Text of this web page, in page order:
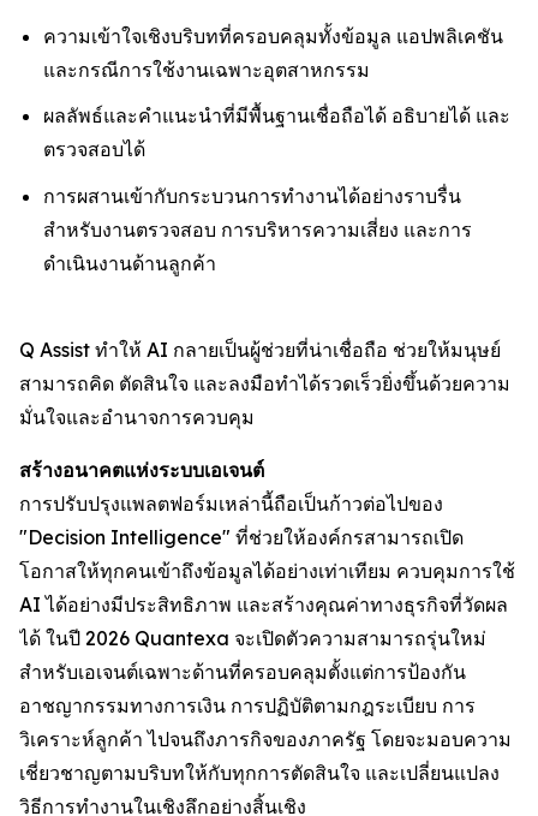
ความเข้าใจเชิงบริบทที่ครอบคลุมทั้งข้อมูล แอปพลิเคชัน
และกรณีการใช้งานเฉพาะอุตสาหกรรม
ผลลัพธ์และคำแนะนำที่มีพื้นฐานเชื่อถือได้ อธิบายได้ และ
ตรวจสอบได้
การผสานเข้ากับกระบวนการทำงานได้อย่างราบรื่น
สำหรับงานตรวจสอบ การบริหารความเสี่ยง และการ
ดำเนินงานด้านลูกค้า
Q Assist ทำให้ AI กลายเป็นผู้ช่วยที่น่าเชื่อถือ ช่วยให้มนุษย์
สามารถคิด ตัดสินใจ และลงมือทำได้รวดเร็วยิ่งขึ้นด้วยความ
มั่นใจและอำนาจการควบคุม
สร้างอนาคตแห่งระบบเอเจนต์
การปรับปรุงแพลตฟอร์มเหล่านี้ถือเป็นก้าวต่อไปของ
"Decision Intelligence" ที่ช่วยให้องค์กรสามารถเปิด
โอกาสให้ทุกคนเข้าถึงข้อมูลได้อย่างเท่าเทียม ควบคุมการใช้
AI ได้อย่างมีประสิทธิภาพ และสร้างคุณค่าทางธุรกิจที่วัดผล
ได้ ในปี 2026 Quantexa จะเปิดตัวความสามารถรุ่นใหม่
สำหรับเอเจนต์เฉพาะด้านที่ครอบคลุมตั้งแต่การป้องกัน
อาชญากรรมทางการเงิน การปฏิบัติตามกฎระเบียบ การ
วิเคราะห์ลูกค้า ไปจนถึงภารกิจของภาครัฐ โดยจะมอบความ
เชี่ยวชาญตามบริบทให้กับทุกการตัดสินใจ และเปลี่ยนแปลง
วิธีการทำงานในเชิงลึกอย่างสิ้นเชิง